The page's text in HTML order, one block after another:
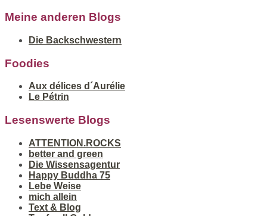
Meine anderen Blogs
Die Backschwestern
Foodies
Aux délices d´Aurélie
Le Pétrin
Lesenswerte Blogs
ATTENTION.ROCKS
better and green
Die Wissensagentur
Happy Buddha 75
Lebe Weise
mich allein
Text & Blog